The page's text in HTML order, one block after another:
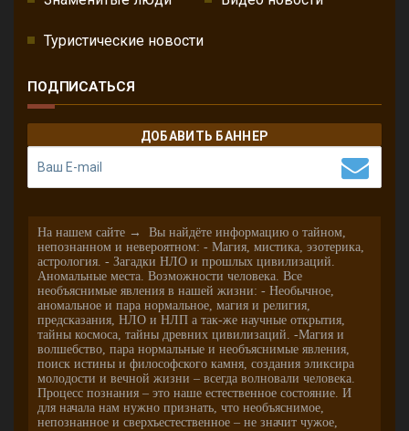
Туристические новости
ПОДПИСАТЬСЯ
ДОБАВИТЬ БАННЕР
На нашем сайте → Вы найдёте информацию о тайном,
непознанном и невероятном: - Магия, мистика, эзотерика,
астрология. - Загадки НЛО и прошлых цивилизаций.
Аномальные места. Возможности человека. Все
необъяснимые явления в нашей жизни: - Необычное,
аномальное и пара нормальное, магия и религия,
предсказания, НЛО и НЛП а так-же научные открытия,
тайны космоса, тайны древних цивилизаций. -Магия и
волшебство, пара нормальные и необъяснимые явления,
поиск истины и философского камня, создания эликсира
молодости и вечной жизни – всегда волновали человека.
Процесс познания – это наше естественное состояние. И
для начала нам нужно признать, что необъяснимое,
непознанное и сверхъестественное – не значит чужое,